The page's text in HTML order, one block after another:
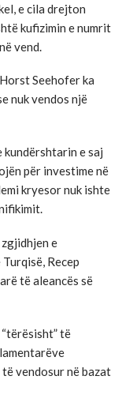
e cila drejton
kufizimin e numrit
vend.
Seehofer ka
nuk vendos një
kundërshtarin e saj
për investime në
kryesor nuk ishte
e
Recep
të aleancës së
të
vendosur në bazat